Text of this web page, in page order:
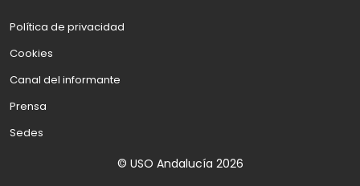
Política de privacidad
Cookies
Canal del informante
Prensa
Sedes
© USO Andalucía 2026